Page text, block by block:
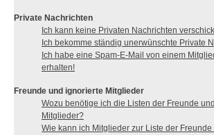
Private Nachrichten
Ich kann keine Privaten Nachrichten
Ich bekomme ständig unerwünschte Private
Ich habe eine Spam-E-Mail von einem
erhalten!
Freunde und ignorierte Mitglieder
Wozu benötige ich die Listen der Freunde
Mitglieder?
Wie kann ich Mitglieder zur Liste der